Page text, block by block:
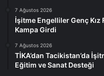
7 Ağustos 2026
İşitme Engelliler Genç Kız
Kampa Girdi
7 Ağustos 2026
TİKA’dan Tacikistan’da
Eğitim ve Sanat Desteği